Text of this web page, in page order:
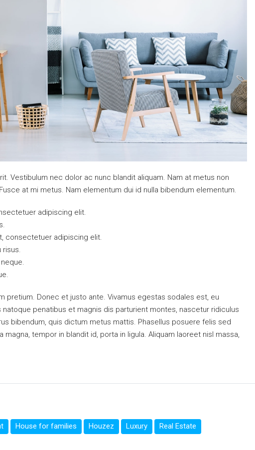
Vestibulum nec dolor ac nunc blandit aliquam. Nam at metus non
at mi metus. Nam elementum dui id nulla bibendum elementum.
adipiscing elit.
consectetuer adipiscing elit.
risus.
pretium. Donec et justo ante. Vivamus egestas sodales est, eu
penatibus et magnis dis parturient montes, nascetur ridiculus
bibendum, quis dictum metus mattis. Phasellus posuere felis sed
tempor in blandit id, porta in ligula. Aliquam laoreet nisl massa,
House for families Houzez Luxury Real Estate